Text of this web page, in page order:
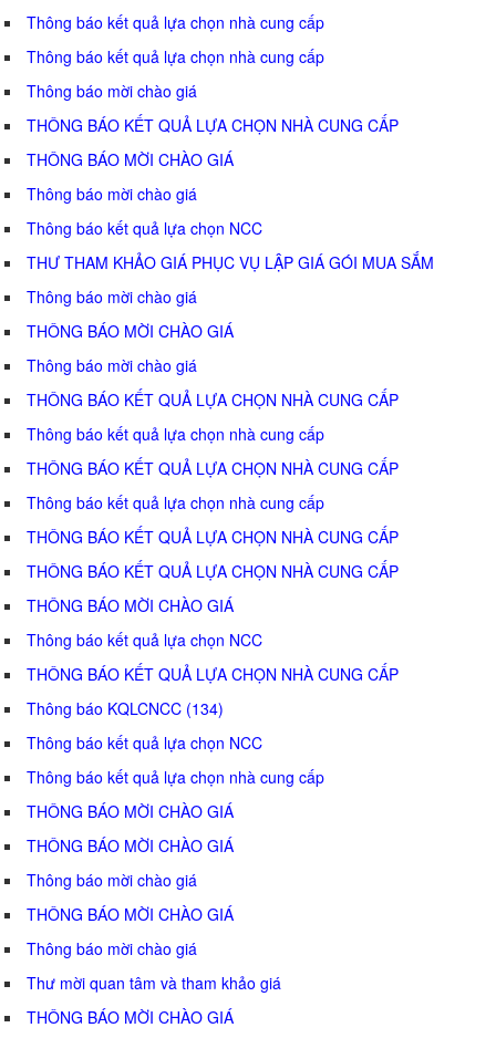
Thông báo kết quả lựa chọn nhà cung cấp
Thông báo kết quả lựa chọn nhà cung cấp
Thông báo mời chào giá
THÔNG BÁO KẾT QUẢ LỰA CHỌN NHÀ CUNG CẤP
THÔNG BÁO MỜI CHÀO GIÁ
Thông báo mời chào giá
Thông báo kết quả lựa chọn NCC
THƯ THAM KHẢO GIÁ PHỤC VỤ LẬP GIÁ GÓI MUA SẮM
Thông báo mời chào giá
THÔNG BÁO MỜI CHÀO GIÁ
Thông báo mời chào giá
THÔNG BÁO KẾT QUẢ LỰA CHỌN NHÀ CUNG CẤP
Thông báo kết quả lựa chọn nhà cung cấp
THÔNG BÁO KẾT QUẢ LỰA CHỌN NHÀ CUNG CẤP
Thông báo kết quả lựa chọn nhà cung cấp
THÔNG BÁO KẾT QUẢ LỰA CHỌN NHÀ CUNG CẤP
THÔNG BÁO KẾT QUẢ LỰA CHỌN NHÀ CUNG CẤP
THÔNG BÁO MỜI CHÀO GIÁ
Thông báo kết quả lựa chọn NCC
THÔNG BÁO KẾT QUẢ LỰA CHỌN NHÀ CUNG CẤP
Thông báo KQLCNCC (134)
Thông báo kết quả lựa chọn NCC
Thông báo kết quả lựa chọn nhà cung cấp
THÔNG BÁO MỜI CHÀO GIÁ
THÔNG BÁO MỜI CHÀO GIÁ
Thông báo mời chào giá
THÔNG BÁO MỜI CHÀO GIÁ
Thông báo mời chào giá
Thư mời quan tâm và tham khảo giá
THÔNG BÁO MỜI CHÀO GIÁ